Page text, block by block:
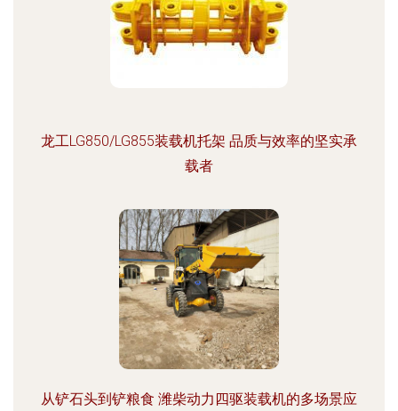
龙工LG850/LG855装载机托架 品质与效率的坚实承
载者
从铲石头到铲粮食 潍柴动力四驱装载机的多场景应